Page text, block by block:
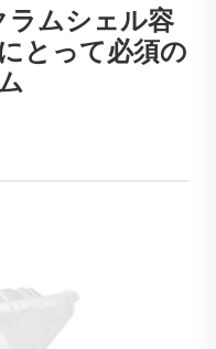
ラムシェル容
とって必須の